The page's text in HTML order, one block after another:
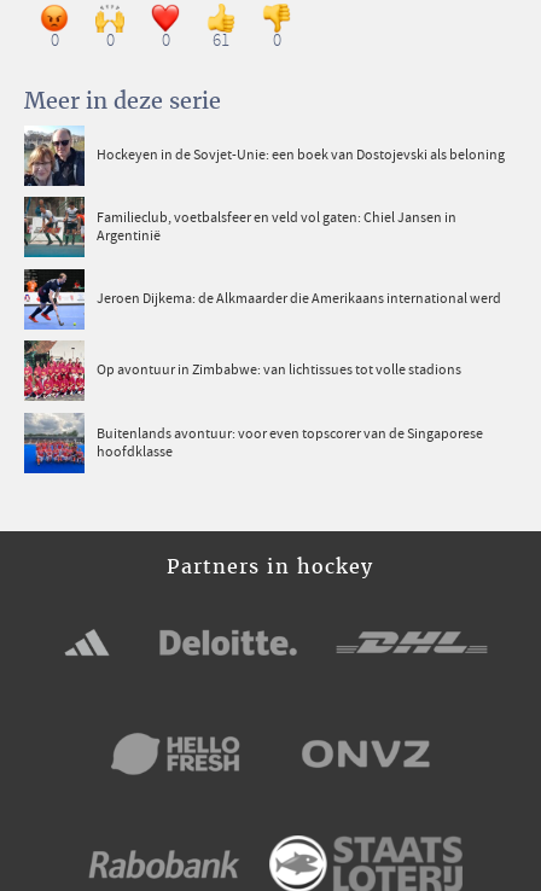
0 0 0 61 0
Meer in deze serie
Hockeyen in de Sovjet-Unie: een boek van Dostojevski als beloning
Familieclub, voetbalsfeer en veld vol gaten: Chiel Jansen in
Argentinië
Jeroen Dijkema: de Alkmaarder die Amerikaans international werd
Op avontuur in Zimbabwe: van lichtissues tot volle stadions
Buitenlands avontuur: voor even topscorer van de Singaporese
hoofdklasse
Partners in hockey